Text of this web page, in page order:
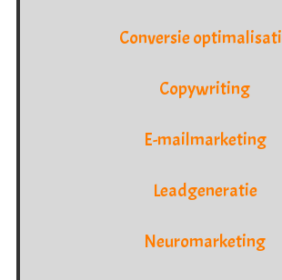
Conversie
Copywriting
E-mailmarketing
Leadgeneratie
Neuromarketing